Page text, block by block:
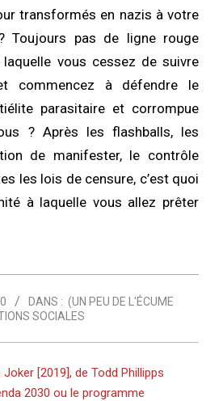
transformés en nazis à votre
Toujours pas de ligne rouge
vous cessez de suivre
commencez à défendre le
parasitaire et corrompue
? Après les flashballs, les
de manifester, le contrôle
les lois de censure, c’est quoi
à laquelle vous allez prêter
DANS : (UN PEU DE L'ÉCUME
SOCIALES
Joker [2019], de Todd Phillipps
2030 ou le programme